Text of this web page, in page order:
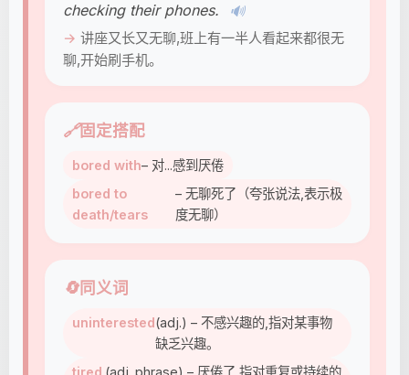
checking their phones.
🔊
讲座又长又无聊,班上有一半人看起来都很无
聊,开始刷手机。
🔗固定搭配
bored with– 对...感到厌倦
bored to
death/tears
– 无聊死了（夸张说法,表示极
度无聊）
🔄同义词
uninterested(adj.) – 不感兴趣的,指对某事物
缺乏兴趣。